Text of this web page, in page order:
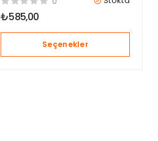
₺585,00
Seçenekler